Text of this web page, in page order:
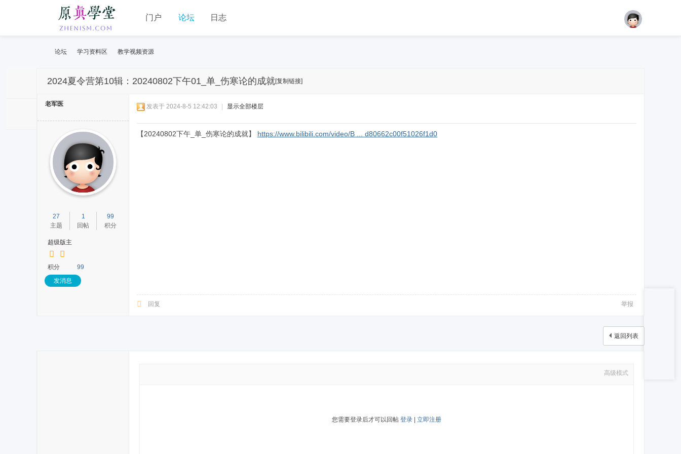
门户 论坛 日志
论坛 学习资料区 教学视频资源
2024夏令营第10辑：20240802下午01_单_伤寒论的成就[复制链接]
老军医
27
主题
1
回帖
99
积分
超级版主
积分
99
发消息
发表于 2024-8-5 12:42:03 显示全部楼层
【20240802下午_单_伤寒论的成就】 https://www.bilibili.com/video/B ... d80662c00f51026f1d0
回复 举报
返回列表
高级模式
您需要登录后才可以回帖 登录 立即注册